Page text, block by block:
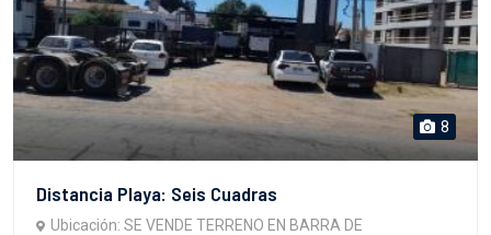
8
Distancia Playa: Seis Cuadras
Ubicación: SE VENDE TERRENO EN BARRA DE